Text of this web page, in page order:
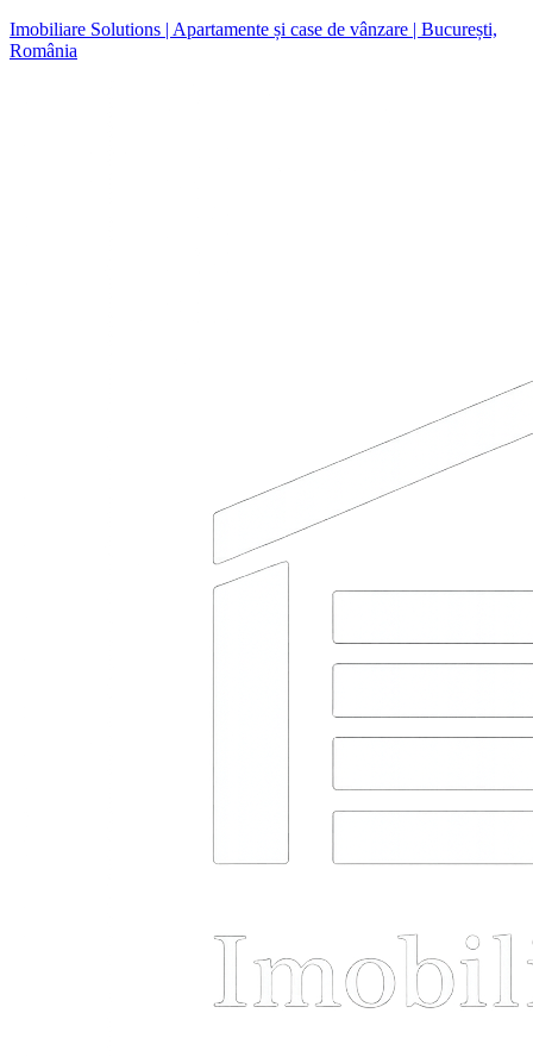
Imobiliare Solutions | Apartamente și case de vânzare | București,
România